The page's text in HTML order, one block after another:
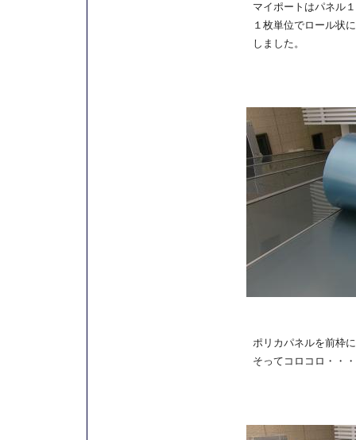
マイポートはパネル
１枚単位でロール状
しました。
ポリカパネルを前枠
そってコロコロ・・・